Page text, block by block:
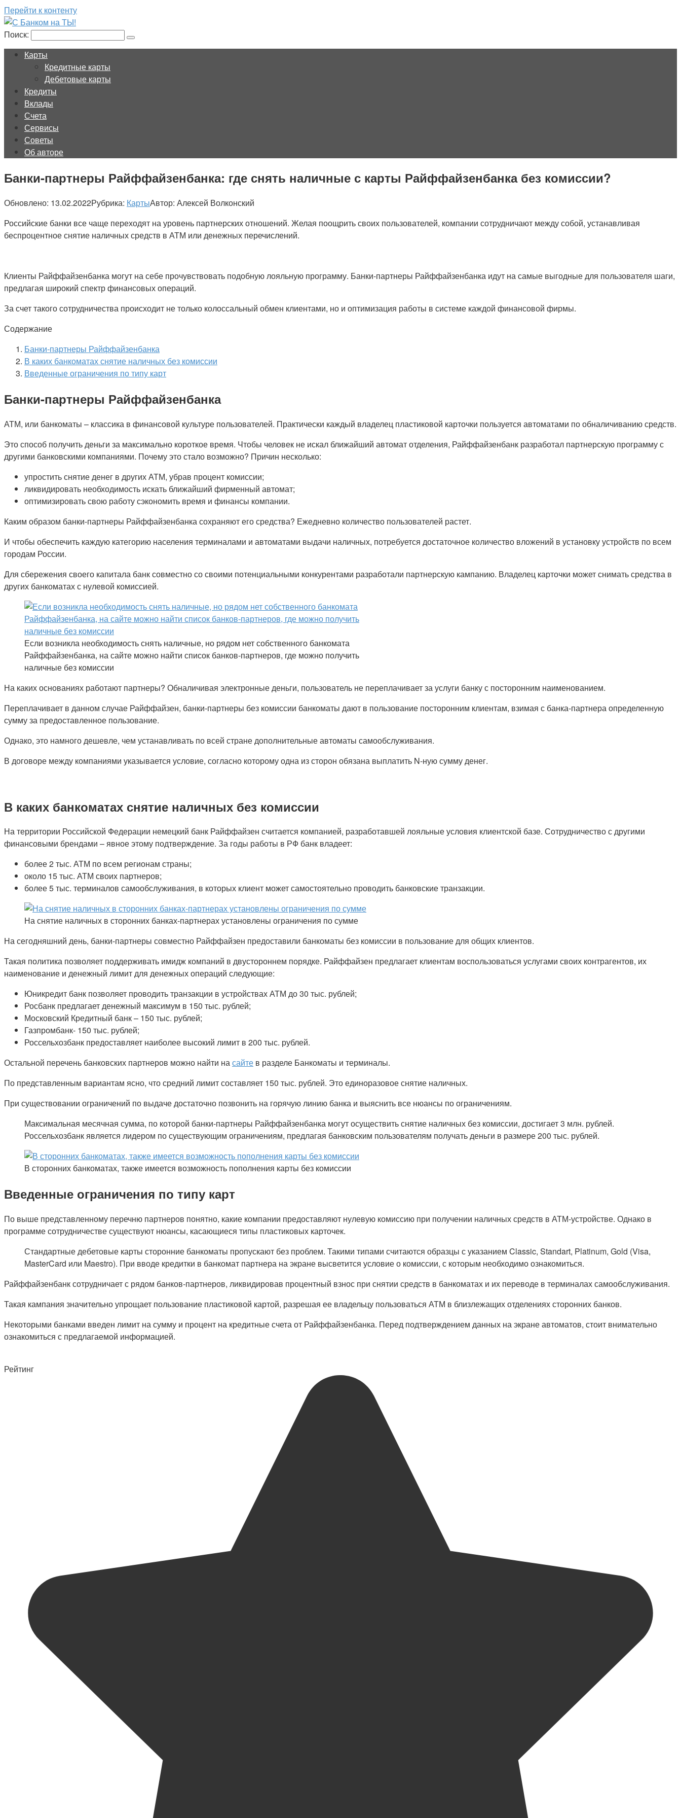
Перейти к контенту
Поиск:
Карты
Кредитные карты
Дебетовые карты
Кредиты
Вклады
Счета
Сервисы
Советы
Об авторе
Банки-партнеры Райффайзенбанка: где снять наличные с карты Райффайзенбанка без комиссии?
Обновлено: 13.02.2022Рубрика: КартыАвтор: Алексей Волконский
Российские банки все чаще переходят на уровень партнерских отношений. Желая поощрить своих пользователей, компании сотрудничают между собой, устанавливая
беспроцентное снятие наличных средств в АТМ или денежных перечислений.
Клиенты Райффайзенбанка могут на себе прочувствовать подобную лояльную программу. Банки-партнеры Райффайзенбанка идут на самые выгодные для пользователя шаги,
предлагая широкий спектр финансовых операций.
За счет такого сотрудничества происходит не только колоссальный обмен клиентами, но и оптимизация работы в системе каждой финансовой фирмы.
Содержание
Банки-партнеры Райффайзенбанка
В каких банкоматах снятие наличных без комиссии
Введенные ограничения по типу карт
Банки-партнеры Райффайзенбанка
АТМ, или банкоматы – классика в финансовой культуре пользователей. Практически каждый владелец пластиковой карточки пользуется автоматами по обналичиванию средств.
Это способ получить деньги за максимально короткое время. Чтобы человек не искал ближайший автомат отделения, Райффайзенбанк разработал партнерскую программу с
другими банковскими компаниями. Почему это стало возможно? Причин несколько:
упростить снятие денег в других АТМ, убрав процент комиссии;
ликвидировать необходимость искать ближайший фирменный автомат;
оптимизировать свою работу сэкономить время и финансы компании.
Каким образом банки-партнеры Райффайзенбанка сохраняют его средства? Ежедневно количество пользователей растет.
И чтобы обеспечить каждую категорию населения терминалами и автоматами выдачи наличных, потребуется достаточное количество вложений в установку устройств по всем
городам России.
Для сбережения своего капитала банк совместно со своими потенциальными конкурентами разработали партнерскую кампанию. Владелец карточки может снимать средства в
других банкоматах с нулевой комиссией.
Если возникла необходимость снять наличные, но рядом нет собственного банкомата
Райффайзенбанка, на сайте можно найти список банков-партнеров, где можно получить
наличные без комиссии
На каких основаниях работают партнеры? Обналичивая электронные деньги, пользователь не переплачивает за услуги банку с посторонним наименованием.
Переплачивает в данном случае Райффайзен, банки-партнеры без комиссии банкоматы дают в пользование посторонним клиентам, взимая с банка-партнера определенную
сумму за предоставленное пользование.
Однако, это намного дешевле, чем устанавливать по всей стране дополнительные автоматы самообслуживания.
В договоре между компаниями указывается условие, согласно которому одна из сторон обязана выплатить N-ную сумму денег.
В каких банкоматах снятие наличных без комиссии
На территории Российской Федерации немецкий банк Райффайзен считается компанией, разработавшей лояльные условия клиентской базе. Сотрудничество с другими
финансовыми брендами – явное этому подтверждение. За годы работы в РФ банк владеет:
более 2 тыс. АТМ по всем регионам страны;
около 15 тыс. АТМ своих партнеров;
более 5 тыс. терминалов самообслуживания, в которых клиент может самостоятельно проводить банковские транзакции.
На снятие наличных в сторонних банках-партнерах установлены ограничения по сумме
На сегодняшний день, банки-партнеры совместно Райффайзен предоставили банкоматы без комиссии в пользование для общих клиентов.
Такая политика позволяет поддерживать имидж компаний в двустороннем порядке. Райффайзен предлагает клиентам воспользоваться услугами своих контрагентов, их
наименование и денежный лимит для денежных операций следующие:
Юникредит банк позволяет проводить транзакции в устройствах АТМ до 30 тыс. рублей;
Росбанк предлагает денежный максимум в 150 тыс. рублей;
Московский Кредитный банк – 150 тыс. рублей;
Газпромбанк- 150 тыс. рублей;
Россельхозбанк предоставляет наиболее высокий лимит в 200 тыс. рублей.
Остальной перечень банковских партнеров можно найти насайте в разделе Банкоматы и терминалы.
По представленным вариантам ясно, что средний лимит составляет 150 тыс. рублей. Это единоразовое снятие наличных.
При существовании ограничений по выдаче достаточно позвонить на горячую линию банка и выяснить все нюансы по ограничениям.
Максимальная месячная сумма, по которой банки-партнеры Райффайзенбанка могут осуществить снятие наличных без комиссии, достигает 3 млн. рублей.
Россельхозбанк является лидером по существующим ограничениям, предлагая банковским пользователям получать деньги в размере 200 тыс. рублей.
В сторонних банкоматах, также имеется возможность пополнения карты без комиссии
Введенные ограничения по типу карт
По выше представленному перечню партнеров понятно, какие компании предоставляют нулевую комиссию при получении наличных средств в АТМ-устройстве. Однако в
программе сотрудничестве существуют нюансы, касающиеся типы пластиковых карточек.
Стандартные дебетовые карты сторонние банкоматы пропускают без проблем. Такими типами считаются образцы с указанием Classic, Standart, Platinum, Gold (Visa,
MasterCard или Maestro). При вводе кредитки в банкомат партнера на экране высветится условие о комиссии, с которым необходимо ознакомиться.
Райффайзенбанк сотрудничает с рядом банков-партнеров, ликвидировав процентный взнос при снятии средств в банкоматах и их переводе в терминалах самообслуживания.
Такая кампания значительно упрощает пользование пластиковой картой, разрешая ее владельцу пользоваться АТМ в близлежащих отделениях сторонних банков.
Некоторыми банками введен лимит на сумму и процент на кредитные счета от Райффайзенбанка. Перед подтверждением данных на экране автоматов, стоит внимательно
ознакомиться с предлагаемой информацией.
Рейтинг